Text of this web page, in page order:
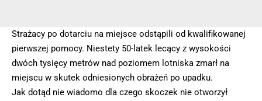
Strażacy po dotarciu na miejsce odstąpili od kwalifikowanej
pierwszej pomocy. Niestety 50-latek lecący z wysokości
dwóch tysięcy metrów nad poziomem lotniska zmarł na
miejscu w skutek odniesionych obrażeń po upadku.
Jak dotąd nie wiadomo dla czego skoczek nie otworzył